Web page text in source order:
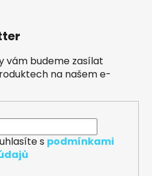
vám budeme zasílat
na našem e-
s podmínkami